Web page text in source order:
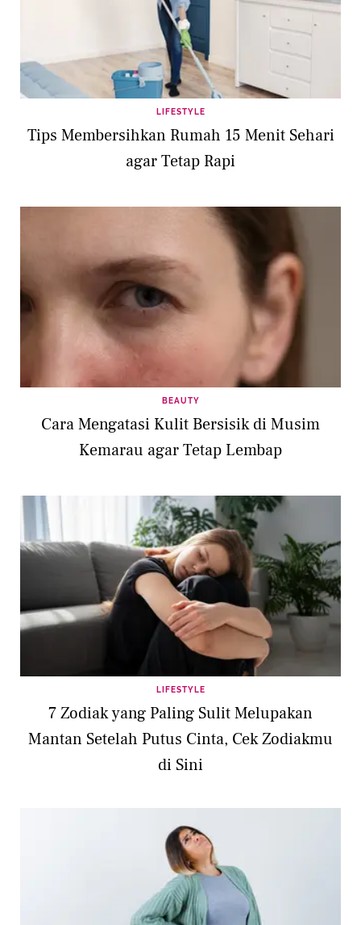
LIFESTYLE
Tips Membersihkan Rumah 15 Menit Sehari
agar Tetap Rapi
BEAUTY
Cara Mengatasi Kulit Bersisik di Musim
Kemarau agar Tetap Lembap
LIFESTYLE
7 Zodiak yang Paling Sulit Melupakan
Mantan Setelah Putus Cinta, Cek Zodiakmu
di Sini